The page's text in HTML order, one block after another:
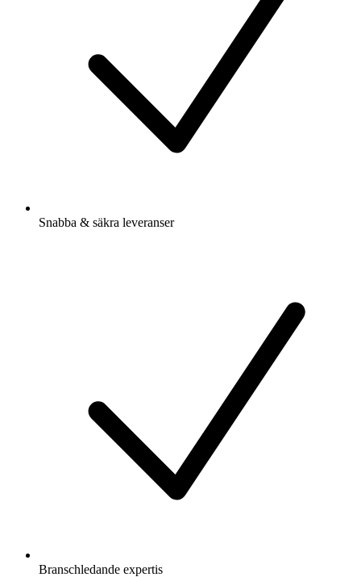
Snabba & säkra leveranser
Branschledande expertis